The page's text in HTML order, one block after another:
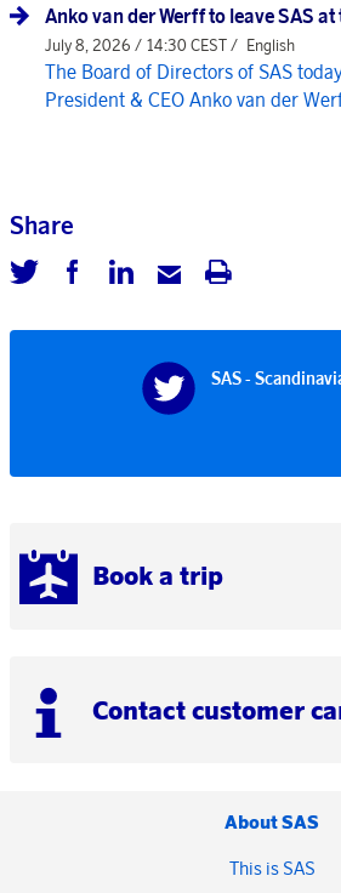
Book a trip
Contact customer
Anko van der Werff to leave SAS
July 8, 2026 / 14:30 CEST / English
The Board of Directors of SAS
President & CEO Anko van der
Share
SAS -
About SAS
This is SAS